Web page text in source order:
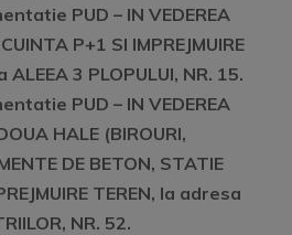
PUD – IN VEDEREA
P+1 SI IMPREJMUIRE
ALEEA 3 PLOPULUI, NR. 15.
PUD – IN VEDEREA
HALE (BIROURI,
DE BETON, STATIE
TEREN, la adresa
NR. 52.